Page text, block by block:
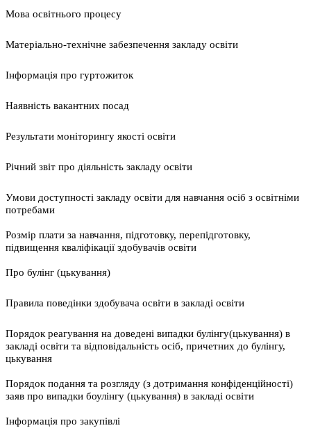
Мова освітнього процесу
Матеріально-технічне забезпечення закладу освіти
Інформація про гуртожиток
Наявність вакантних посад
Результати моніторингу якості освіти
Річний звіт про діяльність закладу освіти
Умови доступності закладу освіти для навчання осіб з освітніми
потребами
Розмір плати за навчання, підготовку, перепідготовку,
підвищення кваліфікації здобувачів освіти
Про булінг (цькування)
Правила поведінки здобувача освіти в закладі освіти
Порядок реагування на доведені випадки булінгу(цькування) в
закладі освіти та відповідальність осіб, причетних до булінгу,
цькування
Порядок подання та розгляду (з дотримання конфіденційності)
заяв про випадки боулінгу (цькування) в закладі освіти
Інформація про закупівлі